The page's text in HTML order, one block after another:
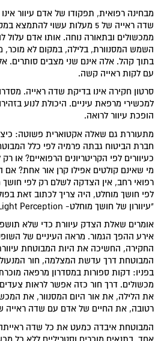
מבחינה רפואית, תפקודו של אדם עיוור
שדה ראייה של 5 מעלות עשוי
ממכשולים ובתאורה נוחה. אותו אדם עלול
השמש המסנוורת, בלילה, במקום לא מוכר,
בתוך קהל. אלה אינם שני מצבים סותרים.
עם לקות ראייה קשה.
סרטון חקירה אינו בדיקת שדה ראייה.
למכשירי מרפאת עיניים. היכולת לנוע
הופכת עיוור לרואה.
מתעוררת גם שאלה אקטוארית פשוטה:
חברת הביטוח גבתה פרמיה לפי כלל
כעיוורים לפי הקריטריונים הרפואיים? או
מי שאינם קולטים אפילו קרן אור אחת? אם
רפואי רחב, אין הצדקה לשלם רק לפי
לפי חושך מוחלט, היה צריך לכתוב זאת
"עיוורון של חושך מוחלט- No Light Perception".
אומרים שאלת הצדק עיוורת כדי שלא
אירע ההפך הגמור. מראה העיניים של
החקירה, החשיכה את היות המבוטחת
המבוטחת דרך עדשת המצלמה, חור
בפניו: דקות ספורות במסדרון מרפאה
מכשולים. דרך חור כזה אפשר לראות
את הלילה, את אור היום המסנוור, את
רטובה, את החיים של אדם עם שדה ראייה של 5 מעלות
המבוטחת איבדה כמעט את כל שדה